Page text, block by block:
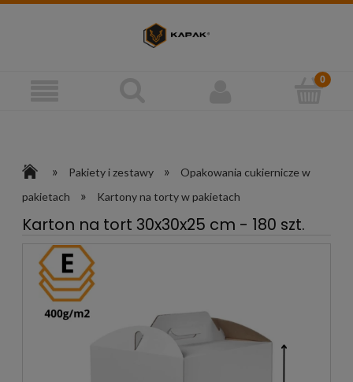
» Pakiety i zestawy »
Opakowania cukiernicze w
pakietach
» Kartony na torty w pakietach
Karton na tort 30x30x25 cm - 180 szt.